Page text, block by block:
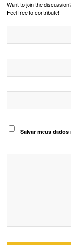
Want to join the
Feel free to contribute!
Salvar meus dados